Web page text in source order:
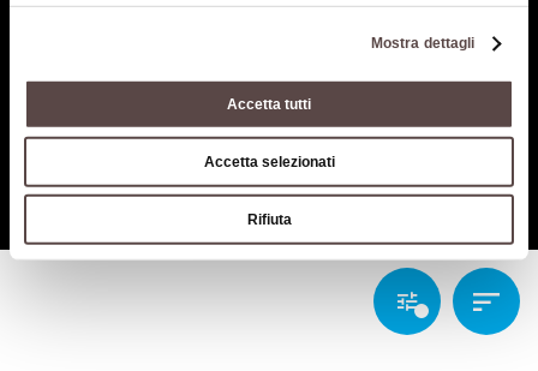
Mostra dettagli
Accetta tutti
Accetta selezionati
Rifiuta
© Città metropolitana di Bologna, Via Zamboni, 13 40126 Bologna -
VAT/Tax code 03428581205 Telephone051 659 8111- Certified mail:
cm.bo@cert.cittametropolitana.bo.it